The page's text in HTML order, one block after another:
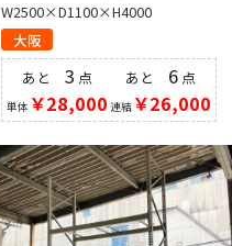
W2500×D1100×H4000
大阪
あと3 点
単体 ￥28,000
あと 6点
連結￥26,000